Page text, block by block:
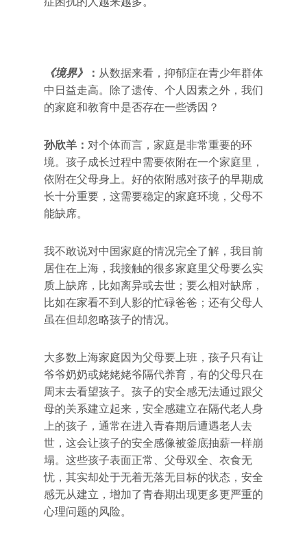
《境界》 ： 从数据来看，抑郁症在青少年群体
中日益走高。除了遗传、个人因素之外，我们
的家庭和教育中是否存在一些诱因？
孙欣羊： 对个体而言，家庭是非常重要的环
境。孩子成长过程中需要依附在一个家庭里，
依附在父母身上。好的依附感对孩子的早期成
长十分重要，这需要稳定的家庭环境，父母不
能缺席。
我不敢说对中国家庭的情况完全了解，我目前
居住在上海，我接触的很多家庭里父母要么实
质上缺席，比如离异或去世；要么相对缺席，
比如在家看不到人影的忙碌爸爸；还有父母人
虽在但却忽略孩子的情况。
大多数上海家庭因为父母要上班，孩子只有让
爷爷奶奶或姥姥姥爷隔代养育，有的父母只在
周末去看望孩子。孩子的安全感无法通过跟父
母的关系建立起来，安全感建立在隔代老人身
上的孩子，通常在进入青春期后遭遇老人去
世，这会让孩子的安全感像被釜底抽薪一样崩
塌。这些孩子表面正常、父母双全、衣食无
忧，其实却处于无着无落无目标的状态，安全
感无从建立，增加了青春期出现更多更严重的
心理问题的风险。